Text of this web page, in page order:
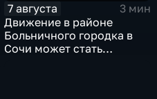
7 августа
3 мин
Движение в районе
Больничного городка в
Сочи может стать